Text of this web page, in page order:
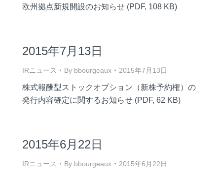
欧州拠点新規開設のお知らせ (PDF, 108 KB)
2015年7月13日
IRニュース By bbourgeaux 2015年7月13日
株式報酬型ストックオプション（新株予約権）の
発行内容確定に関するお知らせ (PDF, 62 KB)
2015年6月22日
IRニュース By bbourgeaux 2015年6月22日